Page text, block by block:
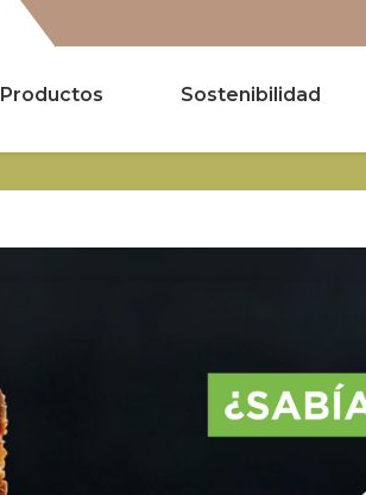
Productos Sostenibilidad
Buscar